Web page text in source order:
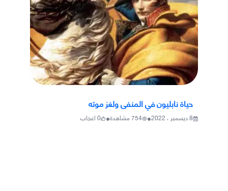
حياة نابليون في المنفى ولغز موته
8 ديسمبر ، 2022 •
754مشاهدة•
0اعجاب